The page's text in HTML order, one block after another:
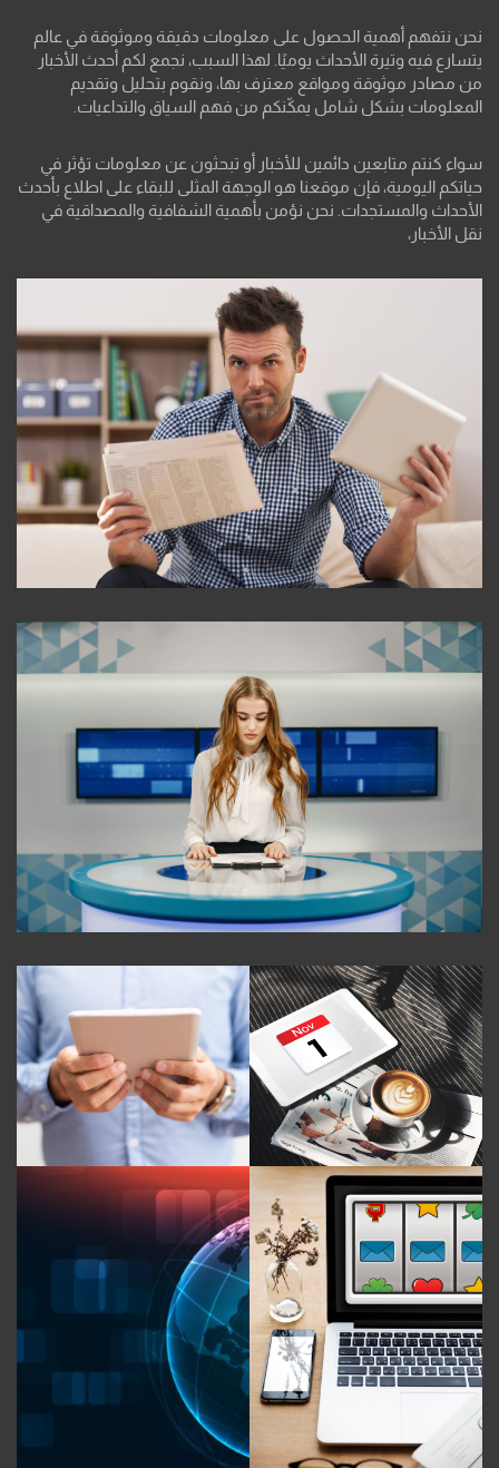
نحن نتفهم أهمية الحصول على معلومات دقيقة وموثوقة في عالم
يتسارع فيه وتيرة الأحداث يوميًا. لهذا السبب، نجمع لكم أحدث الأخبار
من مصادر موثوقة ومواقع معترف بها، ونقوم بتحليل وتقديم
المعلومات بشكل شامل يمكّنكم من فهم السياق والتداعيات.
سواء كنتم متابعين دائمين للأخبار أو تبحثون عن معلومات تؤثر في
حياتكم اليومية، فإن موقعنا هو الوجهة المثلى للبقاء على اطلاع بأحدث
الأحداث والمستجدات. نحن نؤمن بأهمية الشفافية والمصداقية في
نقل الأخبار،